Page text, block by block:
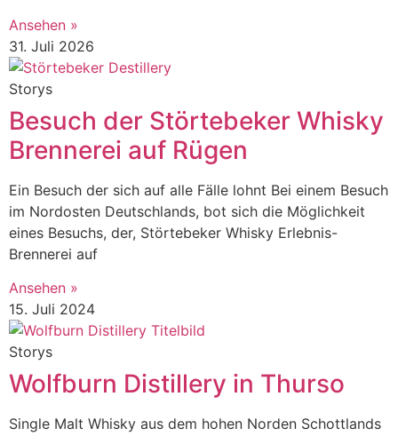
Ansehen »
31. Juli 2026
Storys
Besuch der Störtebeker Whisky
Brennerei auf Rügen
Ein Besuch der sich auf alle Fälle lohnt Bei einem Besuch
im Nordosten Deutschlands, bot sich die Möglichkeit
eines Besuchs, der, Störtebeker Whisky Erlebnis-
Brennerei auf
Ansehen »
15. Juli 2024
Storys
Wolfburn Distillery in Thurso
Single Malt Whisky aus dem hohen Norden Schottlands